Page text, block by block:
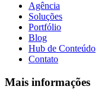
Agência
Soluções
Portfólio
Blog
Hub de Conteúdo
Contato
Mais informações